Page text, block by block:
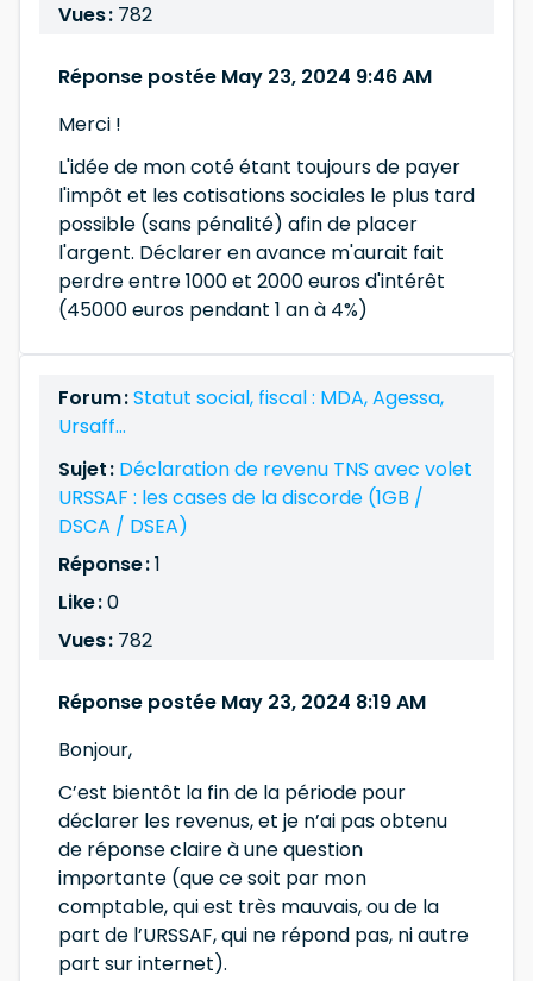
Vues : 782
Réponse postée May 23, 2024 9:46 AM
Merci !
L'idée de mon coté étant toujours de payer
l'impôt et les cotisations sociales le plus tard
possible (sans pénalité) afin de placer
l'argent. Déclarer en avance m'aurait fait
perdre entre 1000 et 2000 euros d'intérêt
(45000 euros pendant 1 an à 4%)
Forum :Statut social, fiscal : MDA, Agessa,
Ursaff...
Sujet : Déclaration de revenu TNS avec volet
URSSAF : les cases de la discorde (1GB /
DSCA / DSEA)
Réponse :1
Like :0
Vues : 782
Réponse postée May 23, 2024 8:19 AM
Bonjour,
C’est bientôt la fin de la période pour
déclarer les revenus, et je n’ai pas obtenu
de réponse claire à une question
importante (que ce soit par mon
comptable, qui est très mauvais, ou de la
part de l’URSSAF, qui ne répond pas, ni autre
part sur internet).